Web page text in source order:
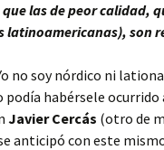
las de peor calidad,
son
no soy nórdico ni
habérsele ocurrido
Javier Cercás (otro de
anticipó con este